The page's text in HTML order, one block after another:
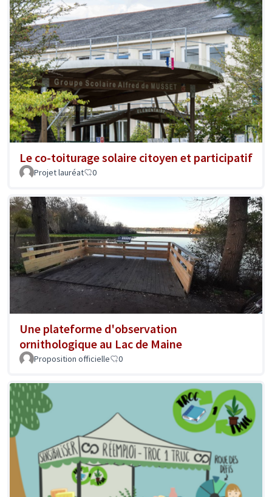
Le co-toiturage solaire citoyen et participatif
Projet lauréat 0
Une plateforme d'observation
ornithologique au Lac de Maine
Proposition officielle 0